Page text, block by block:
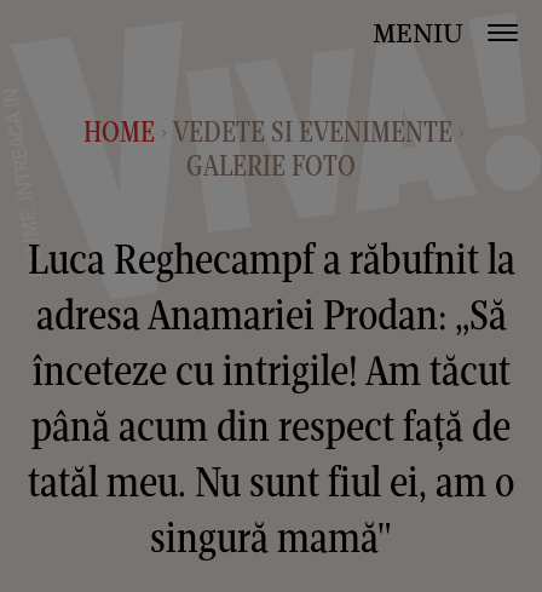
MENIU
HOME > VEDETE SI EVENIMENTE >
GALERIE FOTO
Luca Reghecampf a răbufnit la
adresa Anamariei Prodan: „Să
înceteze cu intrigile! Am tăcut
până acum din respect față de
tatăl meu. Nu sunt fiul ei, am o
singură mamă"